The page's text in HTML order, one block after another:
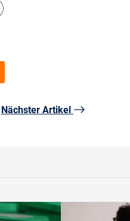
Nächster Artikel